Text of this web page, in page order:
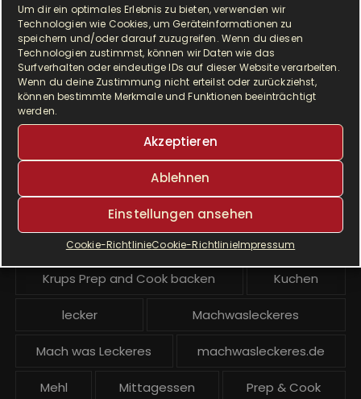
Um dir ein optimales Erlebnis zu bieten, verwenden wir
Technologien wie Cookies, um Geräteinformationen zu
speichern und/oder darauf zuzugreifen. Wenn du diesen
Technologien zustimmst, können wir Daten wie das
Surfverhalten oder eindeutige IDs auf dieser Website verarbeiten.
Wenn du deine Zustimmung nicht erteilst oder zurückziehst,
können bestimmte Merkmale und Funktionen beeinträchtigt
werden.
Akzeptieren
Ablehnen
Einstellungen ansehen
Cookie-RichtlinieCookie-RichtlinieImpressum
Hauptgericht Hefe Hefeteig
HP5031 HP 5031
I Prep & Cook Gourmet kochen
Krups Master Perfect Gourmet
Krups Prep & Cook
Krups Prep & Cook Rezepte
Krups Prep and Cook
Krups Prep and Cook backen Kuchen
lecker Machwasleckeres
Mach was Leckeres machwasleckeres.de
Mehl Mittagessen Prep & Cook